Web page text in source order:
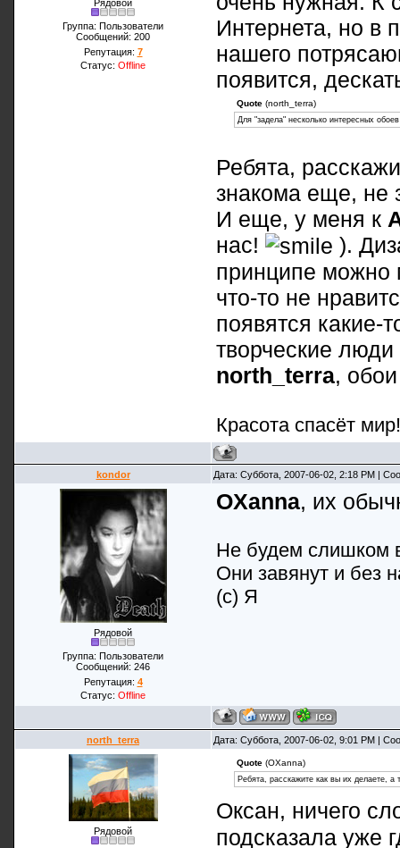
Рядовой
Группа: Пользователи
Сообщений: 200
Репутация: 7
Статус: Offline
Интернета, но в
нашего
появится,
Quote(north_terra)
Для "задела" несколько интересных
Ребята,
знакома еще, не
И еще, у меня к
нас!
).
принципе можно
что-то не
появятся какие-
творческие люди
north_terra,
Красота спасёт мир!
kondor Дата: Суббота, 2007-06-02, 2:18 PM |
Рядовой
Группа: Пользователи
Сообщений: 246
Репутация: 4
Статус: Offline
OXanna, их
Не будем слишком
Они завянут и без
(с) Я
north_terra Дата: Суббота, 2007-06-02, 9:01 PM |
Рядовой
Quote(OXanna)
Ребята, расскажите как вы их делаете,
Оксан, ничего
подсказала уже